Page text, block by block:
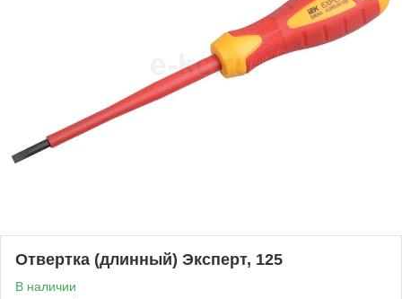
Отвертка (длинный) Эксперт, 125
В наличии